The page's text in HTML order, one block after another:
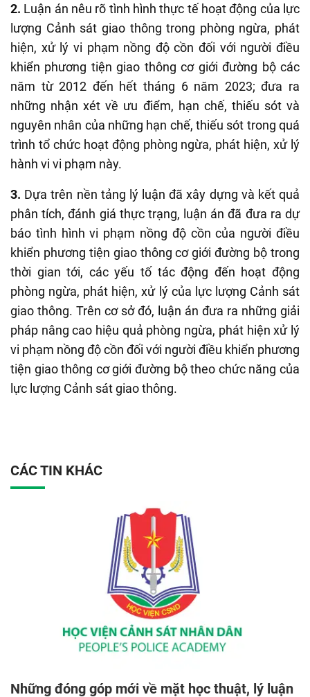
2. Luận án nêu rõ tình hình thực tế hoạt động của lực
lượng Cảnh sát giao thông trong phòng ngừa, phát
hiện, xử lý vi phạm nồng độ cồn đối với người điều
khiển phương tiện giao thông cơ giới đường bộ các
năm từ 2012 đến hết tháng 6 năm 2023; đưa ra
những nhận xét về ưu điểm, hạn chế, thiếu sót và
nguyên nhân của những hạn chế, thiếu sót trong quá
trình tổ chức hoạt động phòng ngừa, phát hiện, xử lý
hành vi vi phạm này.
3. Dựa trên nền tảng lý luận đã xây dựng và kết quả
phân tích, đánh giá thực trạng, luận án đã đưa ra dự
báo tình hình vi phạm nồng độ cồn của người điều
khiển phương tiện giao thông cơ giới đường bộ trong
thời gian tới, các yếu tố tác động đến hoạt động
phòng ngừa, phát hiện, xử lý của lực lượng Cảnh sát
giao thông. Trên cơ sở đó, luận án đưa ra những giải
pháp nâng cao hiệu quả phòng ngừa, phát hiện xử lý
vi phạm nồng độ cồn đối với người điều khiển phương
tiện giao thông cơ giới đường bộ theo chức năng của
lực lượng Cảnh sát giao thông.
CÁC TIN KHÁC
Những đóng góp mới về mặt học thuật, lý luận